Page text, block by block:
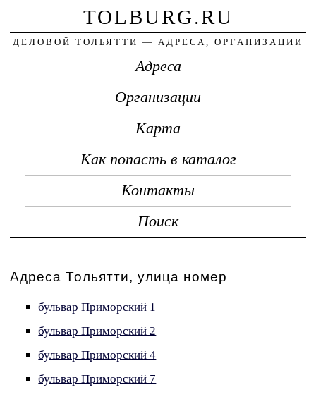
TOLBURG.RU
ДЕЛОВОЙ ТОЛЬЯТТИ — АДРЕСА, ОРГАНИЗАЦИИ
Адреса
Организации
Карта
Как попасть в каталог
Контакты
Поиск
Адреса Тольятти, улица номер
бульвар Приморский 1
бульвар Приморский 2
бульвар Приморский 4
бульвар Приморский 7